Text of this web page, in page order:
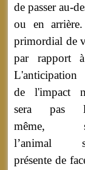
de passer au-
ou en
primordial de
par rapport
L'anticipation
de l'impact
sera pas
même,
l’animal
présente de